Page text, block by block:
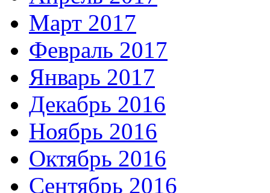
Март 2017
Февраль 2017
Январь 2017
Декабрь 2016
Ноябрь 2016
Октябрь 2016
Сентябрь 2016